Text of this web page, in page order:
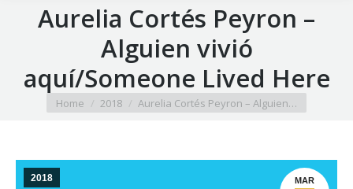
Aurelia Cortés Peyron –
Alguien vivió
aquí/Someone Lived Here
You are here:
Home 2018 Aurelia Cortés Peyron – Alguien…
MAR
2018